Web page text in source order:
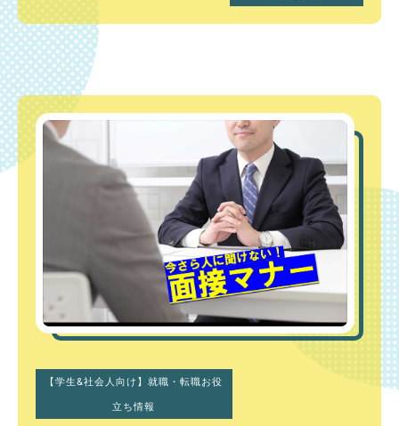
【札幌市】
札幌市の観光
北海道の魅力が詰まった道庁所在地
光など、全てにおける中心都市と言えます。 街中は多くの建物
離れると、北海道の自然を感じることができる場所も多く、 自
【学生&社会人向け】就職・転職お役
立ち情報